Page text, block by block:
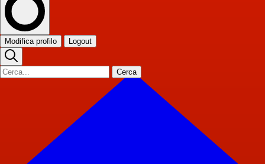
Modifica profilo Logout
Cerca